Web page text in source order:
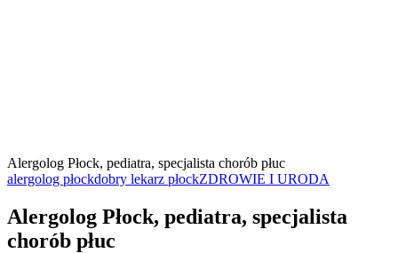
Alergolog Płock, pediatra, specjalista chorób płuc
alergolog płockdobry lekarz płockZDROWIE I URODA
Alergolog Płock, pediatra, specjalista
chorób płuc